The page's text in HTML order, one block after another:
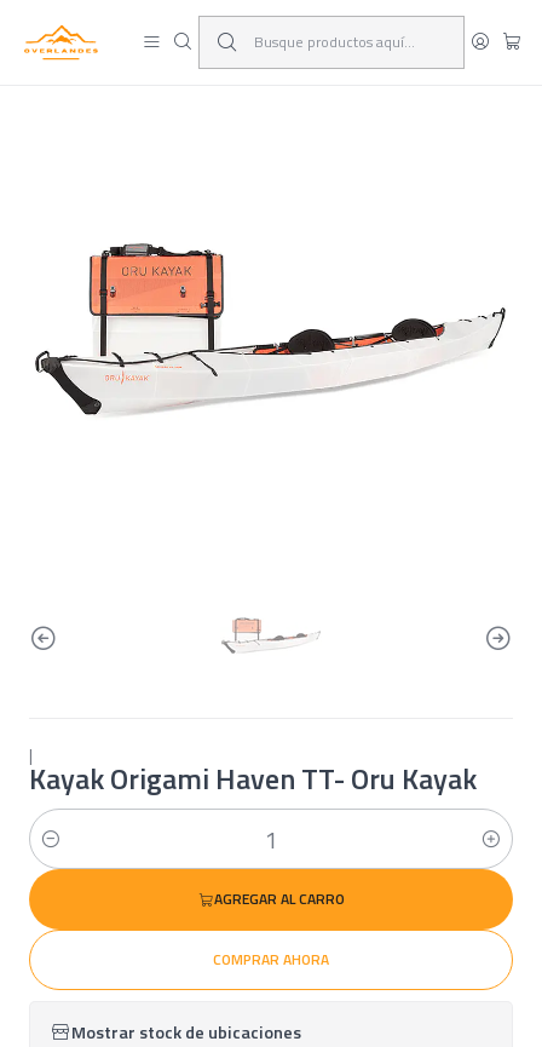
¡Viaja y deja las excusas!
|
Kayak Origami Haven TT- Oru Kayak
Cantidad
AGREGAR AL CARRO
COMPRAR AHORA
Mostrar stock de ubicaciones